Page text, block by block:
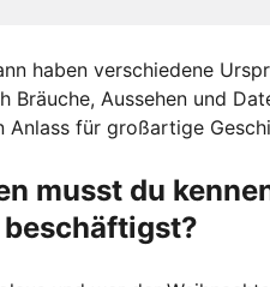
haben verschiedene
Bräuche, Aussehen und
Anlass für großartige
musst du